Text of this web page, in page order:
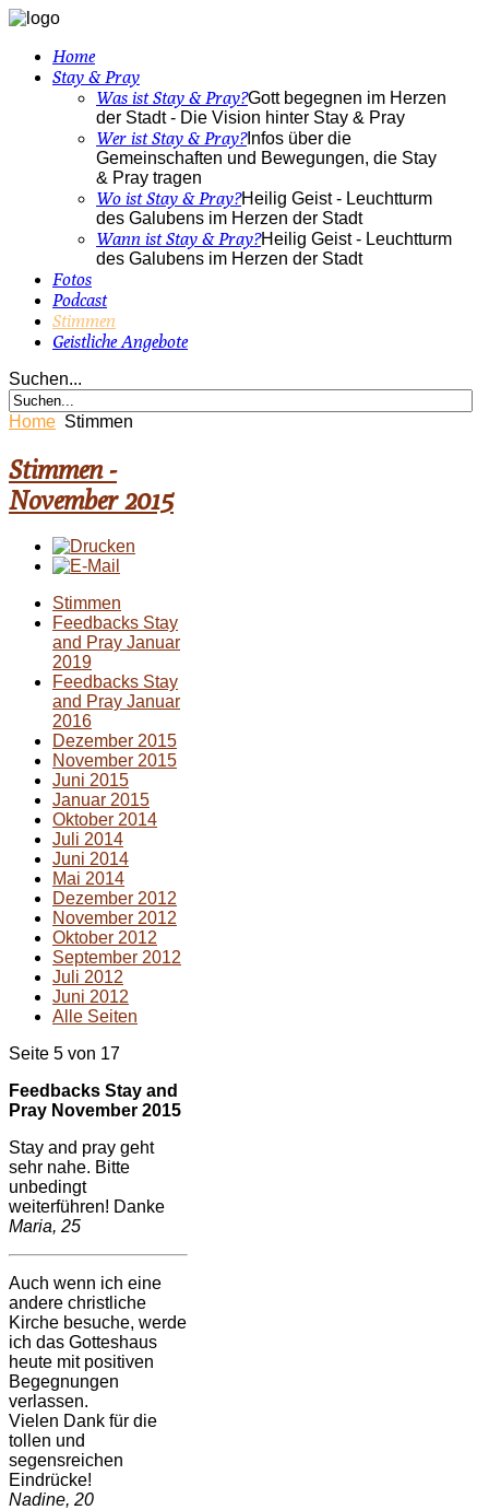
Home
Stay & Pray
Was ist Stay & Pray?Gott begegnen im Herzen
der Stadt - Die Vision hinter Stay & Pray
Wer ist Stay & Pray?Infos über die
Gemeinschaften und Bewegungen, die Stay
& Pray tragen
Wo ist Stay & Pray?Heilig Geist - Leuchtturm
des Galubens im Herzen der Stadt
Wann ist Stay & Pray?Heilig Geist - Leuchtturm
des Galubens im Herzen der Stadt
Fotos
Podcast
Stimmen
Geistliche Angebote
Suchen...
Home Stimmen
Stimmen -
November 2015
Stimmen
Feedbacks Stay
and Pray Januar
2019
Feedbacks Stay
and Pray Januar
2016
Dezember 2015
November 2015
Juni 2015
Januar 2015
Oktober 2014
Juli 2014
Juni 2014
Mai 2014
Dezember 2012
November 2012
Oktober 2012
September 2012
Juli 2012
Juni 2012
Alle Seiten
Seite 5 von 17
Feedbacks Stay and
Pray November 2015
Stay and pray geht
sehr nahe. Bitte
unbedingt
weiterführen! Danke
Maria, 25
Auch wenn ich eine
andere christliche
Kirche besuche, werde
ich das Gotteshaus
heute mit positiven
Begegnungen
verlassen.
Vielen Dank für die
tollen und
segensreichen
Eindrücke!
Nadine, 20